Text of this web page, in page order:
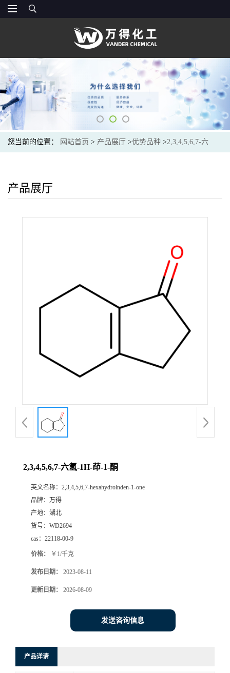
您当前的位置： 网站首页 > 产品展厅 >优势品种 >2,3,4,5,6,7-六
产品展厅
2,3,4,5,6,7-六氢-1H-茚-1-酮
英文名称： 2,3,4,5,6,7-hexahydroinden-1-one
品牌： 万得
产地： 湖北
货号： WD2694
cas： 22118-00-9
价格： ￥1/千克
发布日期： 2023-08-11
更新日期： 2026-08-09
发送咨询信息
产品详请